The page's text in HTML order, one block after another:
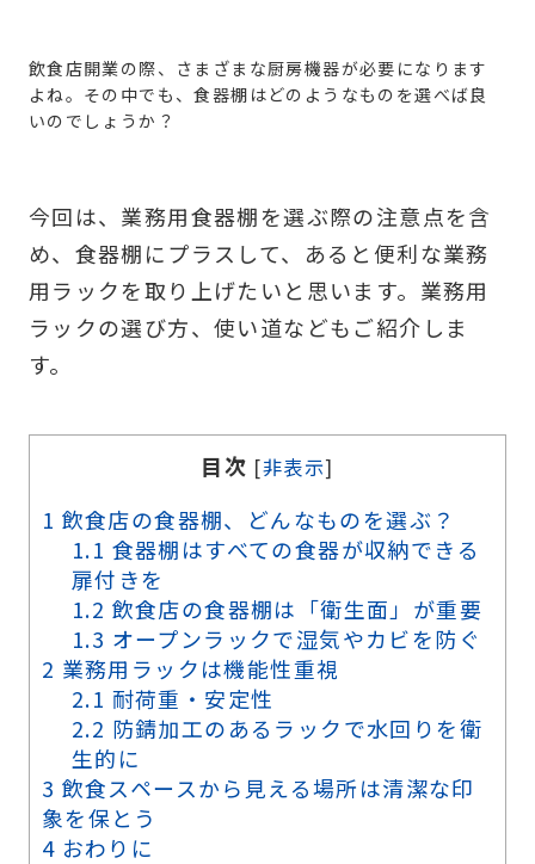
飲食店開業の際、さまざまな厨房機器が必要になります
よね。その中でも、食器棚はどのようなものを選べば良
いのでしょうか？
今回は、業務用食器棚を選ぶ際の注意点を含
め、食器棚にプラスして、あると便利な業務
用ラックを取り上げたいと思います。業務用
ラックの選び方、使い道などもご紹介しま
す。
目次 [非表示]
1 飲食店の食器棚、どんなものを選ぶ？
1.1 食器棚はすべての食器が収納できる
扉付きを
1.2 飲食店の食器棚は「衛生面」が重要
1.3 オープンラックで湿気やカビを防ぐ
2 業務用ラックは機能性重視
2.1 耐荷重・安定性
2.2 防錆加工のあるラックで水回りを衛
生的に
3 飲食スペースから見える場所は清潔な印
象を保とう
4 おわりに